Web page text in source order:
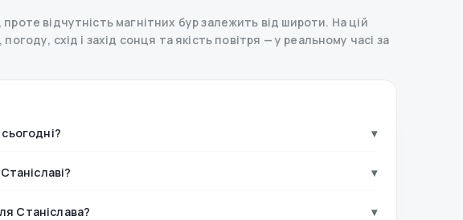
відчутність магнітних бур залежить від широти. На цій
схід і захід сонця та якість повітря — у реальному часі за
▾
▾
Станіслава? ▾